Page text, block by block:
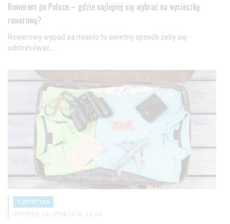
Rowerem po Polsce – gdzie najlepiej się wybrać na wycieczkę
rowerową?
Rowerowy wypad za miasto to świetny sposób żeby się
odstresować...
TURYSTYKA
WTOREK, 24 LIPCA 2018, 10:44